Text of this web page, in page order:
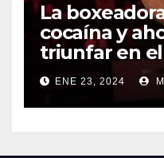
La
cocaína y
triunfar en
ENE 23, 2024